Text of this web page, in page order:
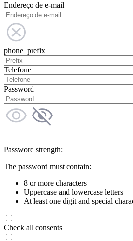
Endereço de e-mail
phone_prefix
Telefone
Password
Password strength:
The password must contain:
8 or more characters
Uppercase and lowercase letters
At least one digit and special
Check all consents